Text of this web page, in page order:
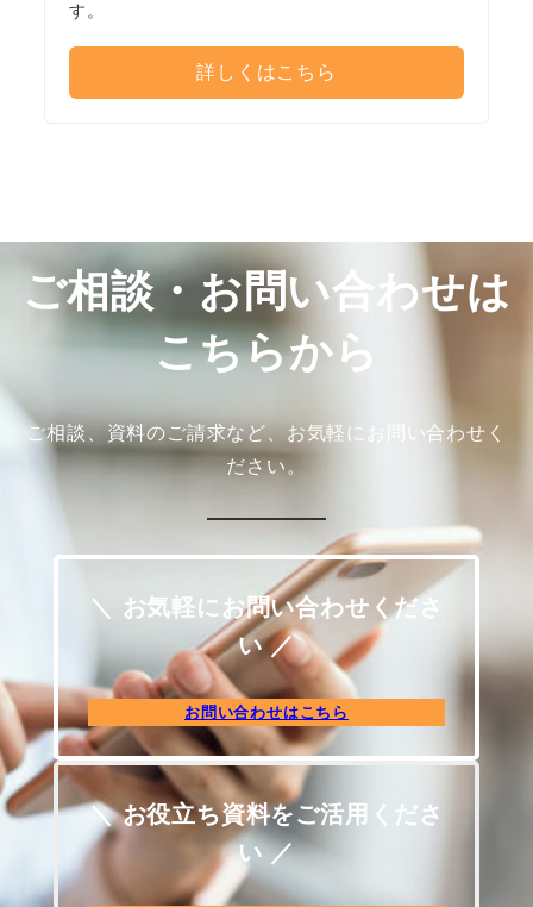
す。
詳しくはこちら
ご相談・お問い合わせは
こちらから
ご相談、資料のご請求など、お気軽にお問い合わせく
ださい。
＼ お気軽にお問い合わせくださ
い ／
お問い合わせはこちら
＼ お役立ち資料をご活用くださ
い ／